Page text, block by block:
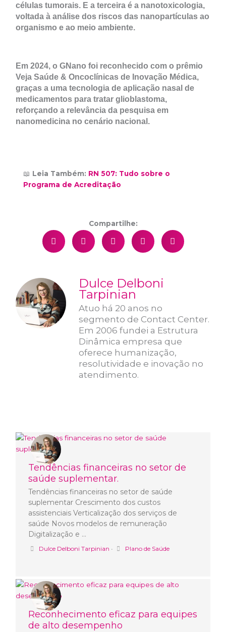
células tumorais. E a terceira é a nanotoxicologia,
voltada à análise dos riscos das nanopartículas ao
organismo e ao meio ambiente.
Em 2024, o GNano foi reconhecido com o prêmio
Veja Saúde & Oncoclínicas de Inovação Médica,
graças a uma tecnologia de aplicação nasal de
medicamentos para tratar glioblastoma,
reforçando a relevância da pesquisa em
nanomedicina no cenário nacional.
📖 Leia Também: RN 507: Tudo sobre o
Programa de Acreditação
Compartilhe:
Dulce Delboni
Tarpinian
Atuo há 20 anos no
segmento de Contact Center.
Em 2006 fundei a Estrutura
Dinâmica empresa que
oferece humanização,
resolutividade e inovação no
atendimento.
Tendências financeiras no setor de
saúde suplementar.
Tendências financeiras no setor de saúde
suplementar Crescimento dos custos
assistenciais Verticalização dos serviços de
saúde Novos modelos de remuneração
Digitalização e …
Dulce Delboni Tarpinian • Plano de Saúde
Reconhecimento eficaz para equipes
de alto desempenho